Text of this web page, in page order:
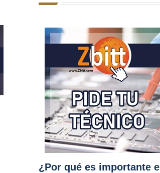
¿Por qué es importante el